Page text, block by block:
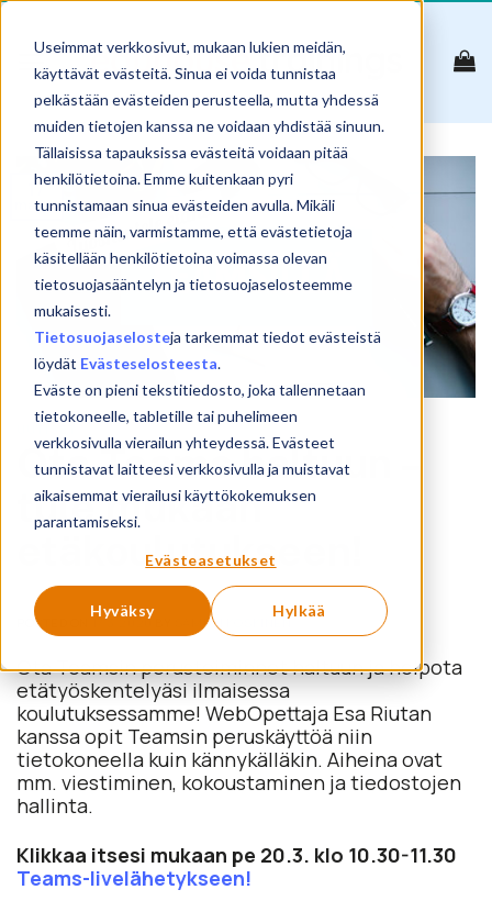
Useimmat verkkosivut, mukaan lukien meidän,
käyttävät evästeitä. Sinua ei voida tunnistaa
pelkästään evästeiden perusteella, mutta yhdessä
muiden tietojen kanssa ne voidaan yhdistää sinuun.
Tällaisissa tapauksissa evästeitä voidaan pitää
henkilötietoina. Emme kuitenkaan pyri
tunnistamaan sinua evästeiden avulla. Mikäli
teemme näin, varmistamme, että evästetietoja
käsitellään henkilötietoina voimassa olevan
tietosuojasääntelyn ja tietosuojaselosteemme
mukaisesti.
Tietosuojaselosteja tarkemmat tiedot evästeistä
löydät Evästeselosteesta.
Eväste on pieni tekstitiedosto, joka tallennetaan
tietokoneelle, tabletille tai puhelimeen
verkkosivulla vierailun yhteydessä. Evästeet
tunnistavat laitteesi verkkosivulla ja muistavat
aikaisemmat vierailusi käyttökokemuksen
parantamiseksi.
Evästeasetukset
Hyväksy Hylkää
Skip
content
17
maalis
Ota Teams haltuun –
tule mukaan
etäkoulutukseen!
POSTED ON 17.3.2020 SAMULI KOSKINEN
Ota Teamsin perustoiminnot haltuun ja helpota
etätyöskentelyäsi ilmaisessa
koulutuksessamme! WebOpettaja Esa Riutan
kanssa opit Teamsin peruskäyttöä niin
tietokoneella kuin kännykälläkin. Aiheina ovat
mm. viestiminen, kokoustaminen ja tiedostojen
hallinta.
Klikkaa itsesi mukaan pe 20.3. klo 10.30-11.30
Teams-livelähetykseen!